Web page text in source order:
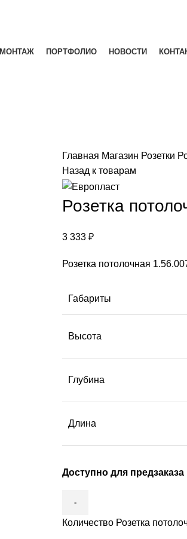
МОНТАЖ ПОРТФОЛИО НОВОСТИ
Главная Магазин Розетки
Назад к товарам
Розетка
3 333 ₽
Розетка потолочная
Габариты
Высота
Глубина
Длина
Доступно для предзаказа
Количество Розетка